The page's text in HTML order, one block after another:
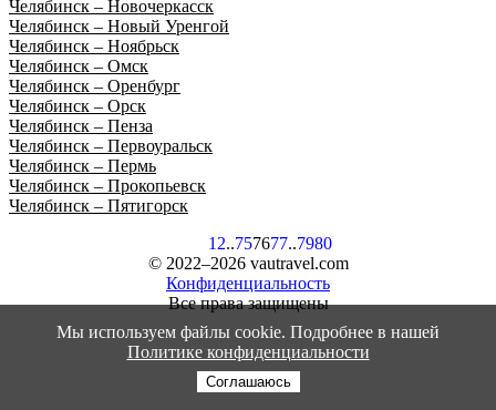
Челябинск – Новочеркасск
Челябинск – Новый Уренгой
Челябинск – Ноябрьск
Челябинск – Омск
Челябинск – Оренбург
Челябинск – Орск
Челябинск – Пенза
Челябинск – Первоуральск
Челябинск – Пермь
Челябинск – Прокопьевск
Челябинск – Пятигорск
1 2..757677..7980
© 2022–2026 vautravel.com
Конфиденциальность
Все права защищены
Мы используем файлы cookie. Подробнее в нашей
Политике конфиденциальности
Соглашаюсь